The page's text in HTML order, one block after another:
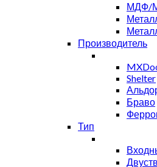
МДФ/
Производитель
Shelter
Браво
Тип